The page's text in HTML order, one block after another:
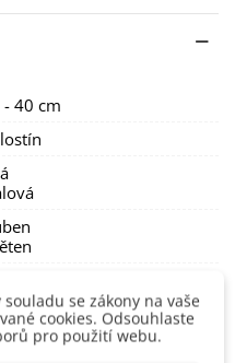
. Rostlinám
hlavně její cibule!
40 cm
se zákony na vaše
cookies. Odsouhlaste
pro použití webu.